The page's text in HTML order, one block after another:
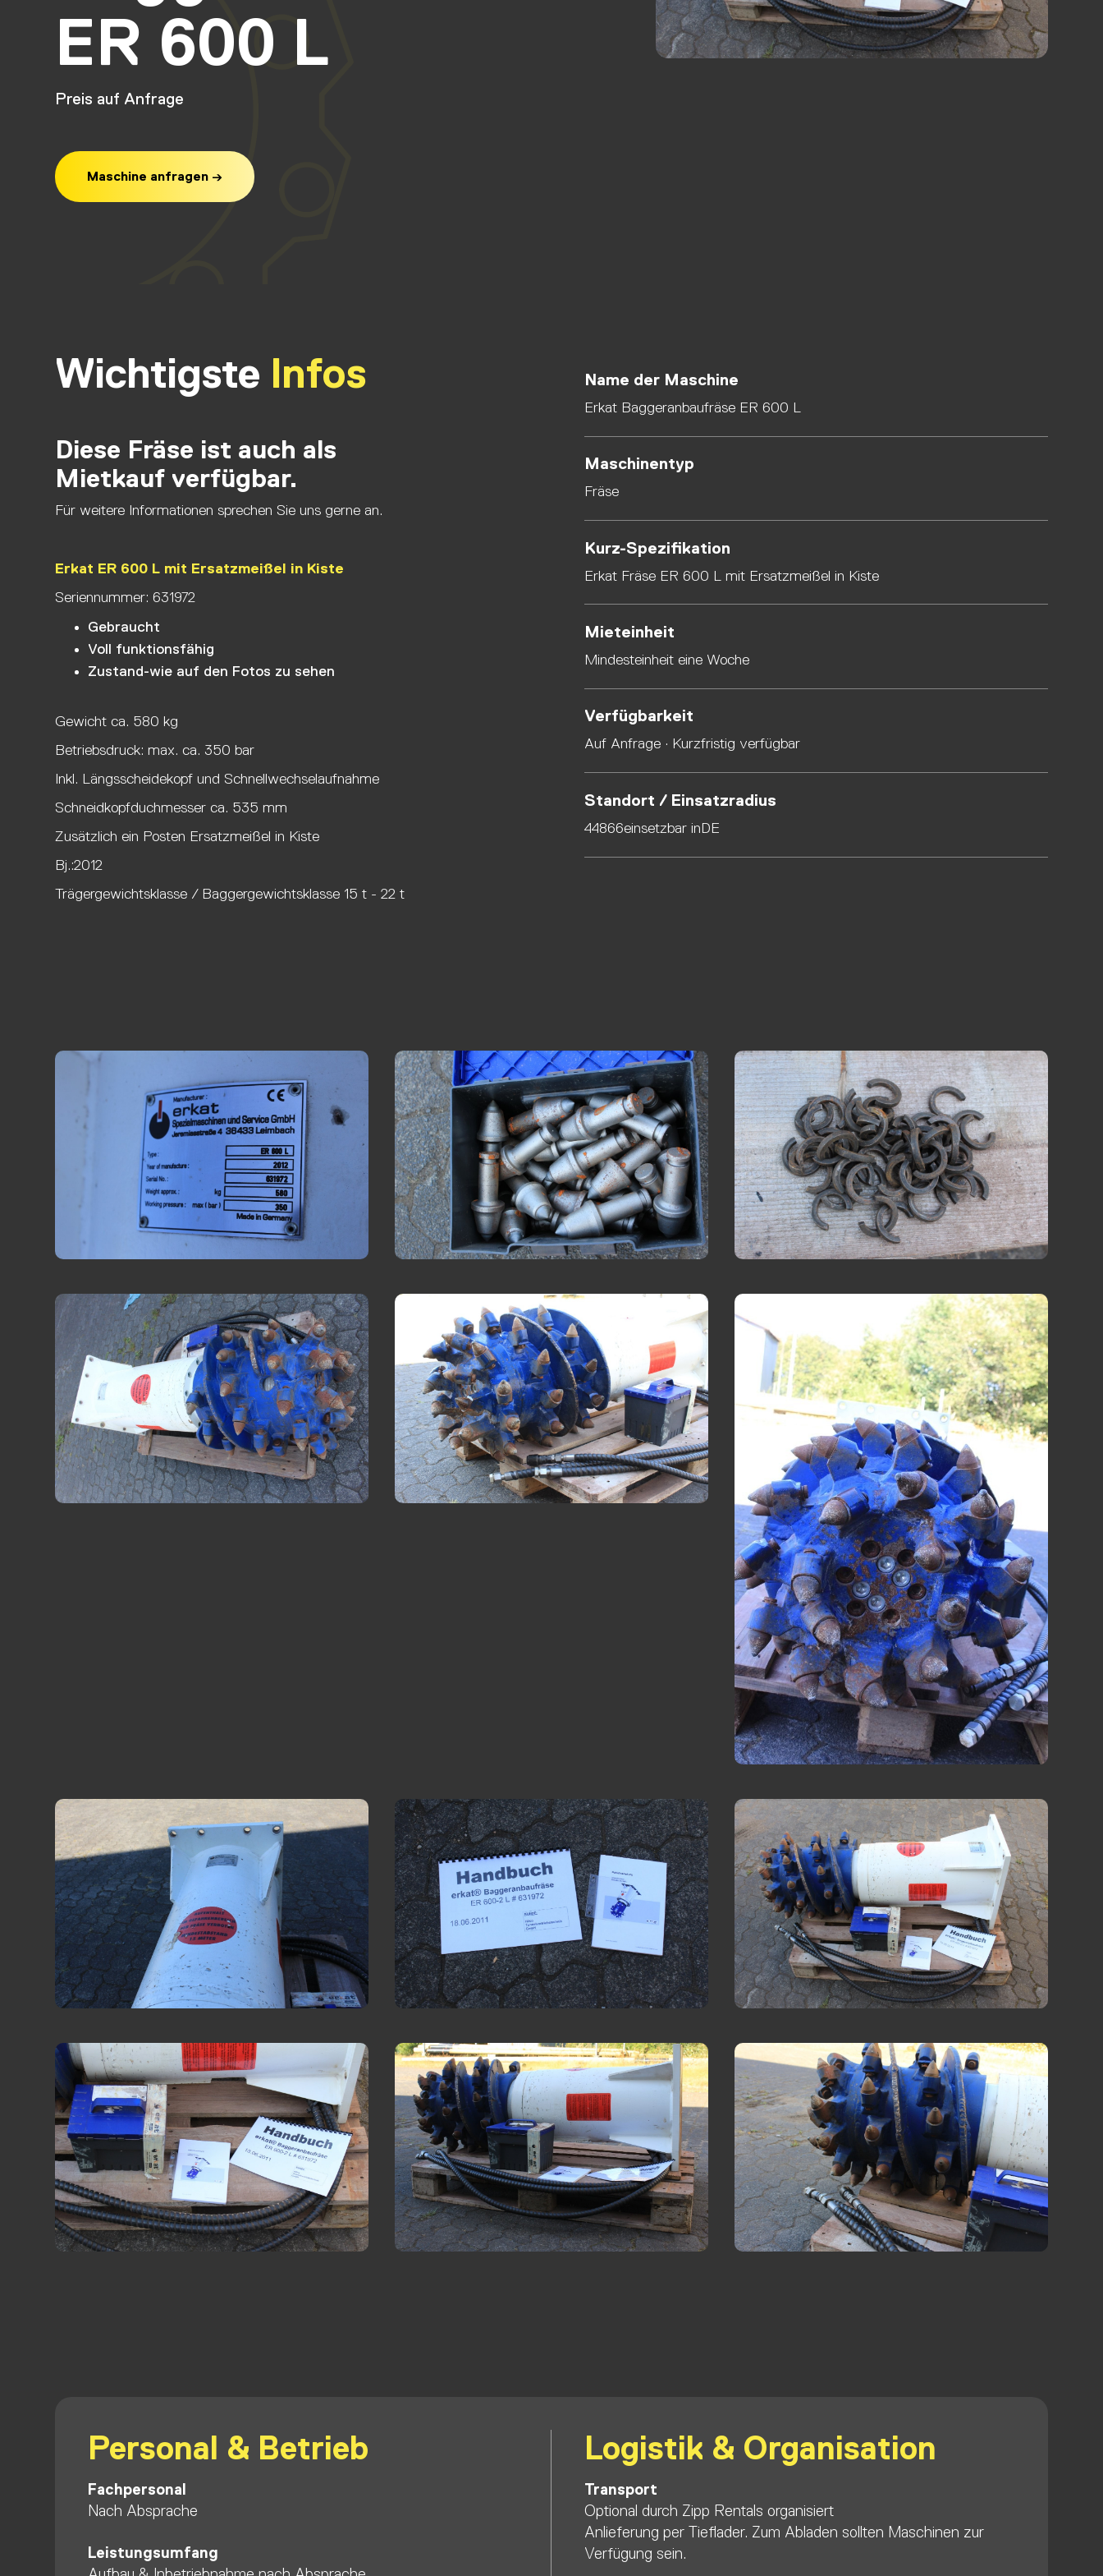
ER 600 L
Preis auf Anfrage
Maschine anfragen →
Wichtigste Infos
Diese Fräse ist auch als
Mietkauf verfügbar.
Für weitere Informationen sprechen Sie uns gerne an.
Erkat ER 600 L mit Ersatzmeißel in Kiste
Seriennummer: 631972
Gebraucht
Voll funktionsfähig
Zustand-wie auf den Fotos zu sehen
Gewicht ca. 580 kg
Betriebsdruck: max. ca. 350 bar
Inkl. Längsscheidekopf und Schnellwechselaufnahme
Schneidkopfduchmesser ca. 535 mm
Zusätzlich ein Posten Ersatzmeißel in Kiste
Bj.:2012
Trägergewichtsklasse / Baggergewichtsklasse 15 t - 22 t
Name der Maschine
Erkat Baggeranbaufräse ER 600 L
Maschinentyp
Fräse
Kurz-Spezifikation
Erkat Fräse ER 600 L mit Ersatzmeißel in Kiste
Mieteinheit
Mindesteinheit eine Woche
Verfügbarkeit
Auf Anfrage · Kurzfristig verfügbar
Standort / Einsatzradius
44866einsetzbar in DE
Personal & Betrieb
Fachpersonal
Nach Absprache
Leistungsumfang
Logistik & Organisation
Transport
Optional durch Zipp Rentals organisiert
Anlieferung per Tieflader. Zum Abladen sollten Maschinen zur
Verfügung sein.